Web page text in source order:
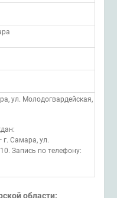
ул. Молодогвардейская,
г. Самара, ул.
Запись по телефону:
области: